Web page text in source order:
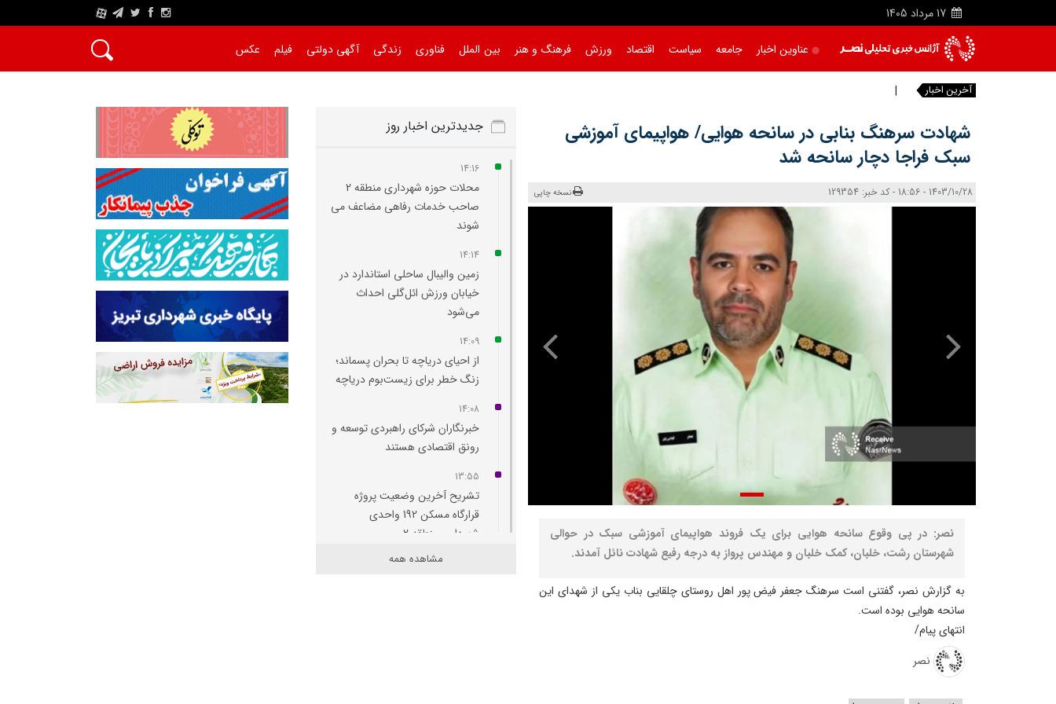
17 مرداد 1405
A
عناوین اخبار جامعه سیاست اقتصاد ورزش فرهنگ و هنر بین الملل فناوری زندگی آگهی دولتی فیلم عکس
آخرین اخبار م
شهادت سرهنگ بنابی در سانحه هوایی/ هواپیمای آموزشی
سبک فراجا دچار سانحه شد
1403/10/28 - 18:56 - کد خبر: 129354 نسخه چاپی
نصر: در پی وقوع سانحه هوایی برای یک فروند هواپیمای آموزشی سبک در حوالی
شهرستان رشت، خلبان، کمک خلبان و مهندس پرواز به درجه رفیع شهادت نائل آمدند.
به گزارش نصر، گفتنی است سرهنگ جعفر فیض پور اهل روستای چلقایی بناب یکی از شهدای این
سانحه هوایی بوده است.
انتهای پیام/
نصر
جدیدترین اخبار روز
14:16
محلات حوزه شهرداری منطقه 2
صاحب خدمات رفاهی مضاعف می‌
شوند
14:14
زمین والیبال ساحلی استاندارد در
خیابان ورزش ائل‌گلی احداث
می‌شود
14:09
از احیای دریاچه تا بحران پسماند؛
زنگ خطر برای زیست‌بوم دریاچه
14:08
خبرنگاران شرکای راهبردی توسعه و
رونق اقتصادی هستند
13:55
تشریح آخرین وضعیت پروژه
قرارگاه مسکن 192 واحدی
شهرداری منطقه 2
مشاهده همه